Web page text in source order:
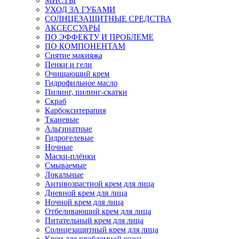
УХОД ЗА ГУБАМИ
СОЛНЦЕЗАЩИТНЫЕ СРЕДСТВА
АКСЕССУАРЫ
ПО ЭФФЕКТУ И ПРОБЛЕМЕ
ПО КОМПОНЕНТАМ
Снятие макияжа
Пенки и гели
Очищающий крем
Гидрофильное масло
Пилинг, пилинг-скатки
Скраб
Карбокситерапия
Тканевые
Альгинатные
Гидрогелевые
Ночные
Маски-плёнки
Смываемые
Локальные
Антивозрастной крем для лица
Дневной крем для лица
Ночной крем для лица
Отбеливающий крем для лица
Питательный крем для лица
Солнцезащитный крем для лица